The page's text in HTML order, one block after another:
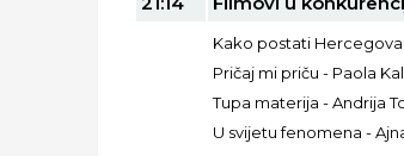
Kako postati
Pričaj mi priču - Paola
Tupa materija - Andrija
U svijetu fenomena -